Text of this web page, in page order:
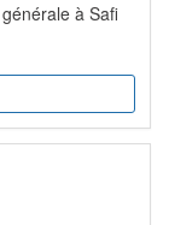
à Safi